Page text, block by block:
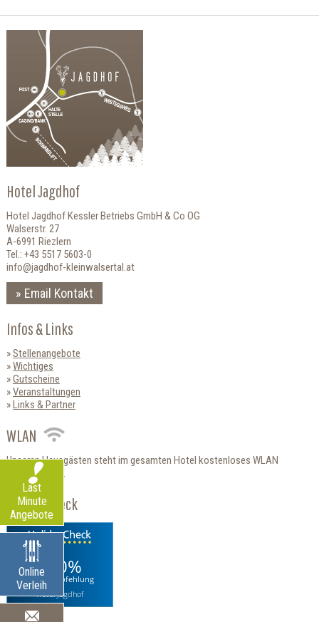
Hotel Jagdhof
Hotel Jagdhof Kessler Betriebs GmbH & Co OG
Walserstr. 27
A-6991 Riezlern
Tel.: +43 5517 5603-0
info@jagdhof-kleinwalsertal.at
Email Kontakt
Infos & Links
Stellenangebote
Wichtiges
Gutscheine
Veranstaltungen
Links & Partner
WLAN
Unseren Hausgästen steht im gesamten Hotel kostenloses WLAN
zur Verfügung.
HolidayCheck
100%
Weiterempfehlung
Hotel Jagdhof
Online
Verleih
Last
Minute
Angebote